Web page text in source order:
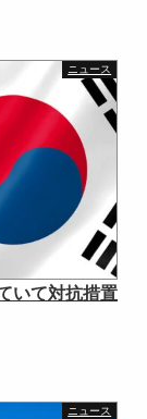
ニュース
いて対抗措置
ニュース